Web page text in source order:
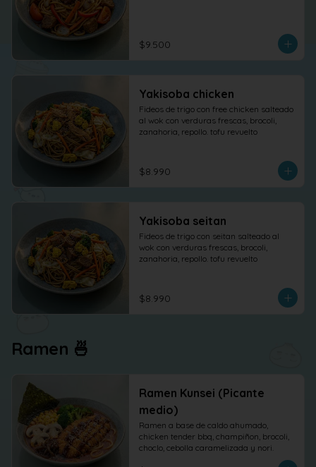
$9.500
Yakisoba chicken
Fideos de trigo con free chicken salteado
al wok con verduras frescas, brocoli,
zanahoria, repollo. tofu revuelto
$8.990
Yakisoba seitan
Fideos de trigo con seitan salteado al
wok con verduras frescas, brocoli,
zanahoria, repollo. tofu revuelto
$8.990
Ramen 🍜
Ramen Kunsei (Picante
medio)
Ramen a base de caldo ahumado,
chicken tender bbq, champiñon, brocoli,
choclo, cebolla caramelizada y nori.